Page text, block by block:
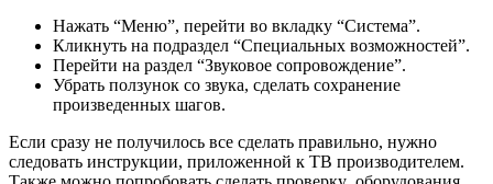
Нажать “Меню”, перейти во вкладку “Система”.
Кликнуть на подраздел “Специальных возможностей”.
Перейти на раздел “Звуковое сопровождение”.
Убрать ползунок со звука, сделать сохранение
произведенных шагов.
Если сразу не получилось все сделать правильно, нужно
следовать инструкции, приложенной к ТВ производителем.